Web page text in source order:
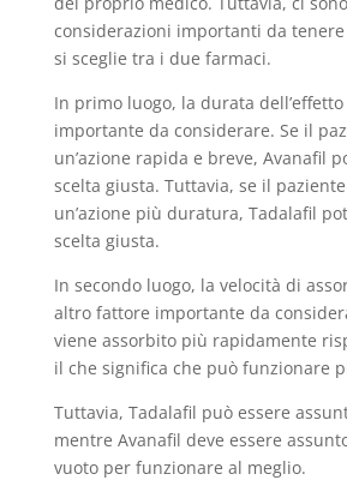
considerazioni importanti da
si sceglie tra i due farmaci.
In primo luogo, la durata
importante da considerare. Se il
un’azione rapida e breve, Avanafil
scelta giusta. Tuttavia, se il
un’azione più duratura, Tadalafil
scelta giusta.
In secondo luogo, la velocità di
altro fattore importante da
viene assorbito più rapidamente
il che significa che può funzionare
Tuttavia, Tadalafil può essere
mentre Avanafil deve essere
vuoto per funzionare al meglio.